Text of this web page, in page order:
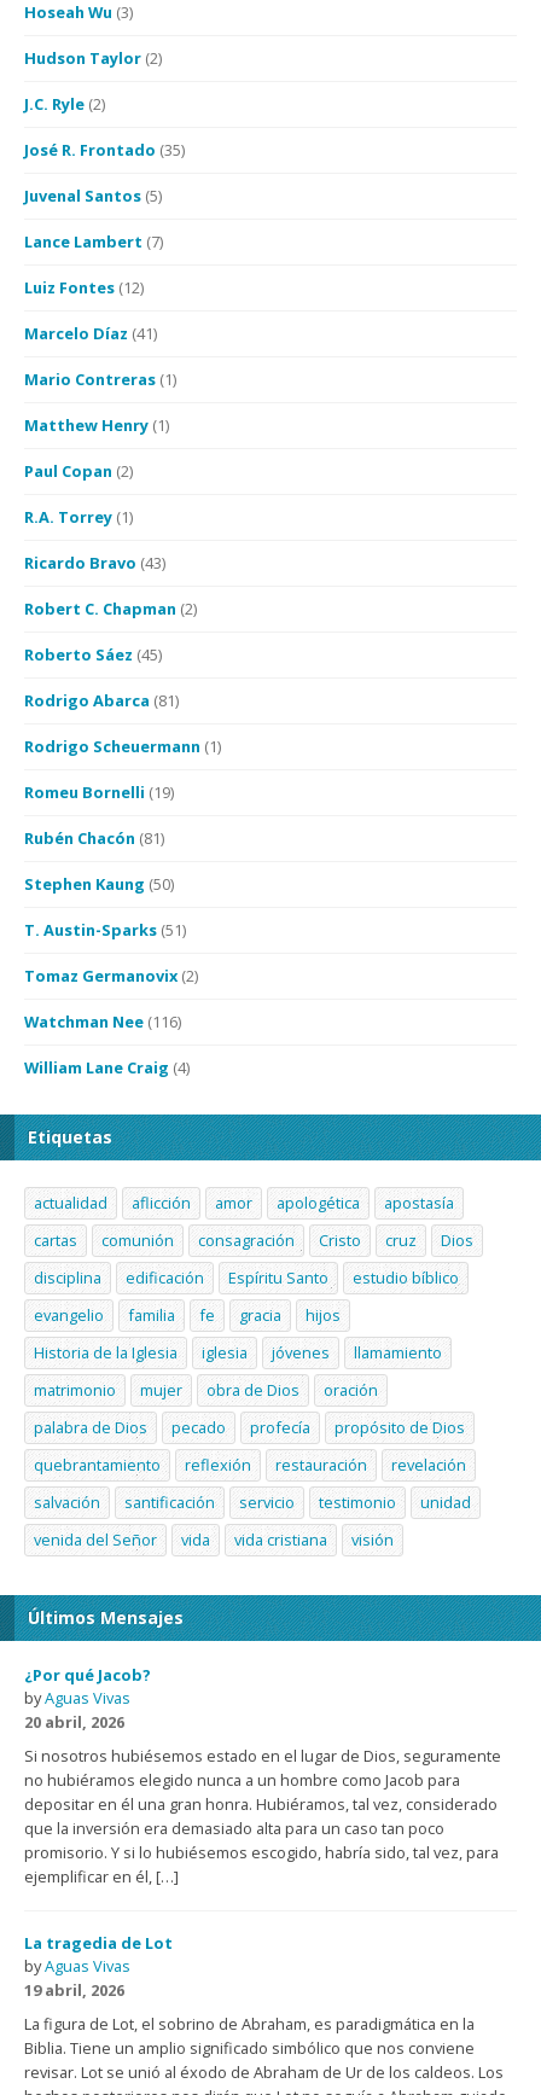
Hoseah Wu (3)
Hudson Taylor (2)
J.C. Ryle (2)
José R. Frontado (35)
Juvenal Santos (5)
Lance Lambert (7)
Luiz Fontes (12)
Marcelo Díaz (41)
Mario Contreras (1)
Matthew Henry (1)
Paul Copan (2)
R.A. Torrey (1)
Ricardo Bravo (43)
Robert C. Chapman (2)
Roberto Sáez (45)
Rodrigo Abarca (81)
Rodrigo Scheuermann (1)
Romeu Bornelli (19)
Rubén Chacón (81)
Stephen Kaung (50)
T. Austin-Sparks (51)
Tomaz Germanovix (2)
Watchman Nee (116)
William Lane Craig (4)
Etiquetas
actualidad aflicción amor apologética
apostasía
cartas
comunión consagración Cristo cruz
Dios
disciplina
edificación Espíritu Santo
estudio bíblico
evangelio
familia fe gracia
hijos
Historia de la Iglesia
iglesia jóvenes
llamamiento
matrimonio
mujer obra de Dios
oración
palabra de Dios
pecado profecía
propósito de Dios
quebrantamiento
reflexión restauración
revelación
salvación
santificación servicio testimonio
unidad
venida del Señor
vida vida cristiana visión
Últimos Mensajes
¿Por qué Jacob?
byAguas Vivas
20 abril, 2026
Si nosotros hubiésemos estado en el lugar de Dios, seguramente
no hubiéramos elegido nunca a un hombre como Jacob para
depositar en él una gran honra. Hubiéramos, tal vez, considerado
que la inversión era demasiado alta para un caso tan poco
promisorio. Y si lo hubiésemos escogido, habría sido, tal vez, para
ejemplificar en él, […]
La tragedia de Lot
byAguas Vivas
19 abril, 2026
La figura de Lot, el sobrino de Abraham, es paradigmática en la
Biblia. Tiene un amplio significado simbólico que nos conviene
revisar. Lot se unió al éxodo de Abraham de Ur de los caldeos. Los